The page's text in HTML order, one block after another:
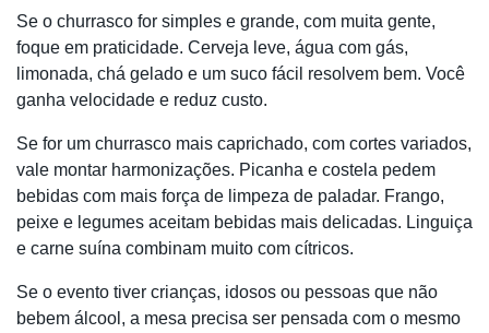
Se o churrasco for simples e grande, com muita gente,
foque em praticidade. Cerveja leve, água com gás,
limonada, chá gelado e um suco fácil resolvem bem. Você
ganha velocidade e reduz custo.
Se for um churrasco mais caprichado, com cortes variados,
vale montar harmonizações. Picanha e costela pedem
bebidas com mais força de limpeza de paladar. Frango,
peixe e legumes aceitam bebidas mais delicadas. Linguiça
e carne suína combinam muito com cítricos.
Se o evento tiver crianças, idosos ou pessoas que não
bebem álcool, a mesa precisa ser pensada com o mesmo